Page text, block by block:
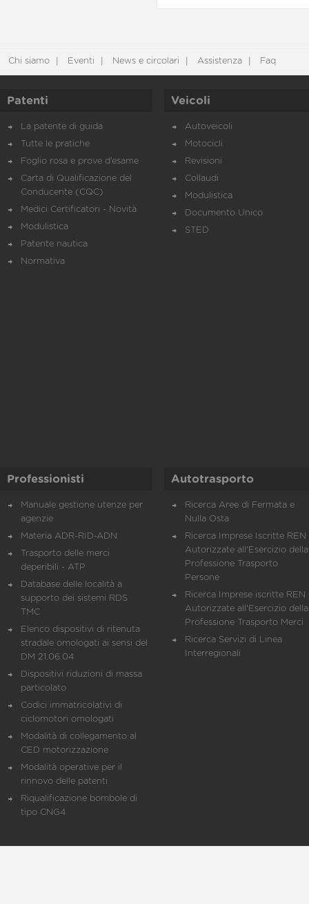
Chi siamo Eventi News e circolari Assistenza Faq
Patenti
La patente di guida
Tutte le pratiche
Foglio rosa e prove d’esame
Carta di Qualificazione del
Conducente (CQC)
Medici Certificatori - Novità
Modulistica
Patente nautica
Normativa
Veicoli
Autoveicoli
Motocicli
Revisioni
Collaudi
Modulistica
Documento Unico
STED
Professionisti
Manuale gestione utenze per
agenzie
Materia ADR-RID-ADN
Trasporto delle merci
deperibili - ATP
Database delle località a
supporto dei sistemi RDS
TMC
Elenco dispositivi di ritenuta
stradale omologati ai sensi del
DM 21.06.04
Dispositivi riduzioni di massa
particolato
Codici immatricolativi di
ciclomotori omologati
Modalità di collegamento al
CED motorizzazione
Modalità operative per il
rinnovo delle patenti
Riqualificazione bombole di
tipo CNG4
Autotrasporto
Ricerca Aree di Fermata e
Nulla Osta
Ricerca Imprese Iscritte REN
Autorizzate all'Esercizio della
Professione Trasporto
Persone
Ricerca Imprese iscritte REN
Autorizzate all'Esercizio della
Professione Trasporto Merci
Ricerca Servizi di Linea
Interregionali